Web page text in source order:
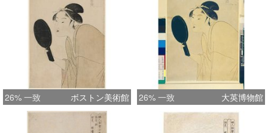
26% 一致 ボストン美術館 26% 一致 大英博物館